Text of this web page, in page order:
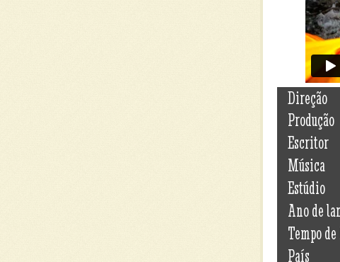
Direção
Produção
Escritor
Música
Estúdio
Ano de
Tempo
País